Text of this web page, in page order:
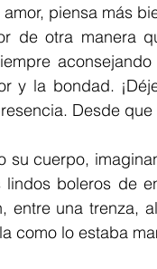
piensa más
de otra manera
y la bondad.
Desde
su cuerpo,
boleros de
entre una trenza,
como lo estaba